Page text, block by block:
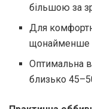
більшою за
Для
щонайменше
Оптимальна
близько